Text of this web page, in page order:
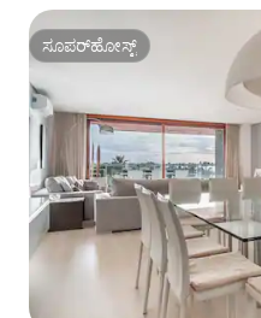
ಸೂಪರ್‌ಹೋಸ್ಟ್
ಸೂಪರ್‌ಹೋಸ್ಟ್